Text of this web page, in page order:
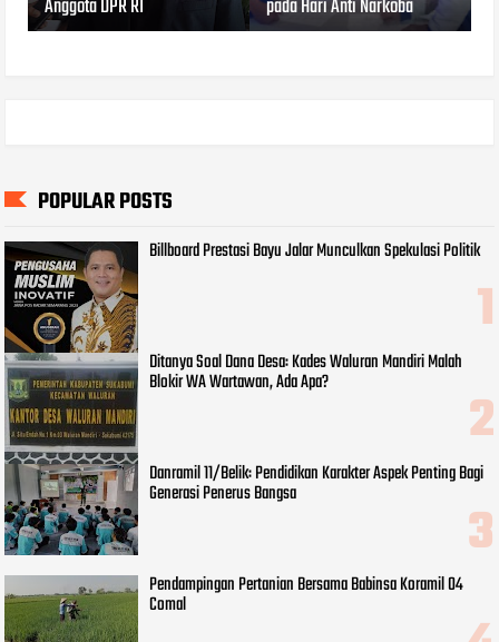
Anggota DPR RI pada Hari Anti Narkoba
POPULAR POSTS
Billboard Prestasi Bayu Jalar Munculkan Spekulasi Politik
Ditanya Soal Dana Desa: Kades Waluran Mandiri Malah
Blokir WA Wartawan, Ada Apa?
Danramil 11/Belik: Pendidikan Karakter Aspek Penting Bagi
Generasi Penerus Bangsa
Pendampingan Pertanian Bersama Babinsa Koramil 04
Comal